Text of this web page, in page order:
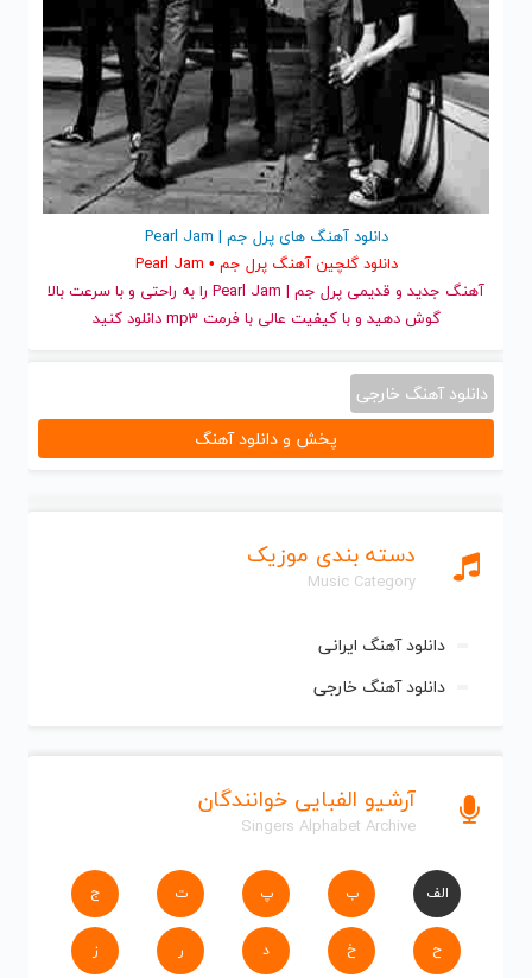
دسته بندی موزیک
Music Category
دانلود آهنگ ایرانی
دانلود آهنگ خارجی
آرشیو الفبایی خوانندگان
Singers Alphabet Archive
الف ب پ ت ج
ح خ د ر ز
دانلود آهنگ های پرل جم | Pearl Jam
دانلود گلچین آهنگ پرل جم • Pearl Jam
آهنگ جدید
و قدیمی پرل جم | Pearl Jam را به راحتی و با سرعت بالا
گوش دهید و با کیفیت عالی با فرمت mp3 دانلود کنید
دانلود آهنگ خارجی
پخش و دانلود آهنگ